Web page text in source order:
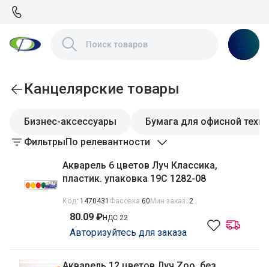
Канцелярские товары
Бизнес-аксессуары
Бумага для офисной
ФильтрыПо релевантности
Акварель 6 цветов Луч Классика,
пластик. упаковка 19С 1282-08
Код: 1470431 Фасовка 60 Мин заказ: 2
80.09 ₽НДС 22
Авторизуйтесь для заказа